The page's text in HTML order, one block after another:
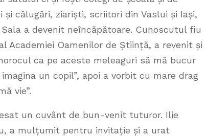
călugări, ziariști, scriitori din Vaslui și Iași,
a devenit neîncăpătoare. Cunoscutul fiu
Academiei Oamenilor de Știință, a revenit și
ca pe aceste meleaguri să mă bucur
un copil”, apoi a vorbit cu mare drag
vie”.
un cuvânt de bun-venit tuturor. Ilie
a mulțumit pentru invitație și a urat